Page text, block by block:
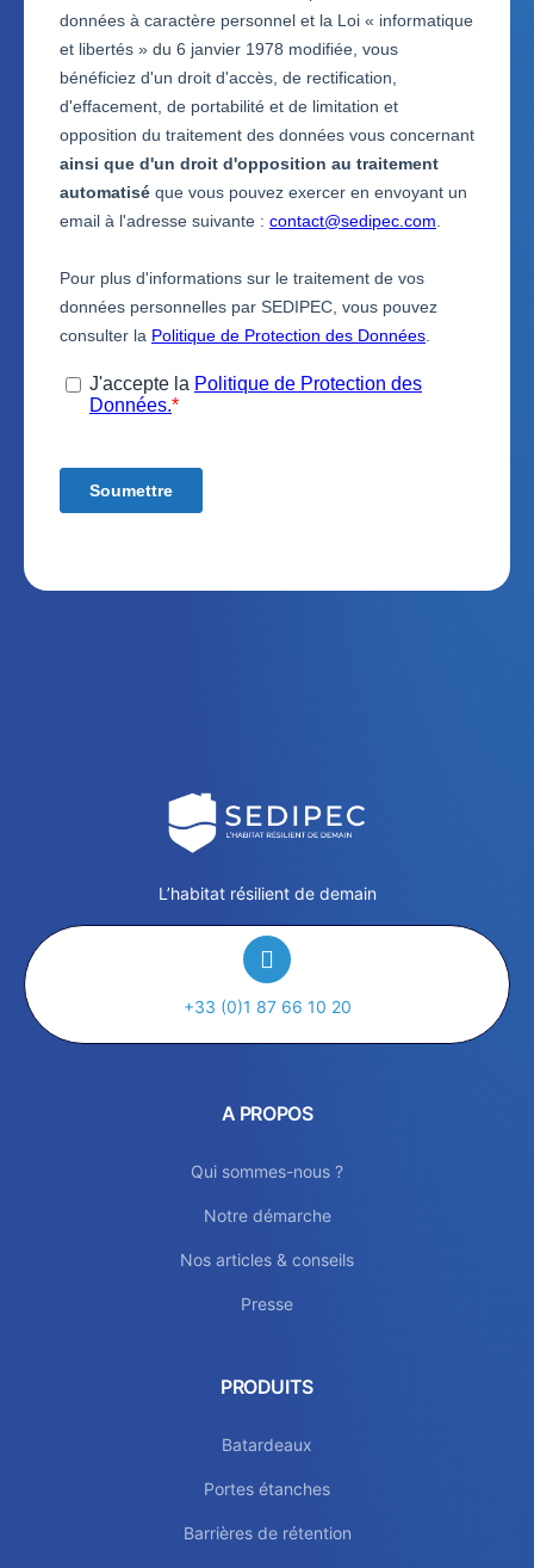
L’habitat résilient de demain
+33 (0)1 87 66 10 20
A PROPOS
Qui sommes-nous ?
Notre démarche
Nos articles & conseils
Presse
PRODUITS
Batardeaux
Portes étanches
Barrières de rétention